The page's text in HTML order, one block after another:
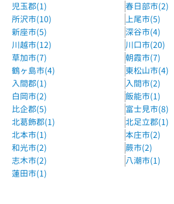
Gripキッズ越谷校
東部スカイツリーライン越谷駅徒歩10分
伸学院個別指導アップル越谷弥十郎校
ケーズデンキより歩いて3分
ナカジュク越谷教室
南越谷駅（新越谷駅）からバスで10分
森塾北越谷校
東武北越谷駅下車徒歩1分
森塾南越谷校
JR武蔵野線南越谷駅2分
児玉郡(1)
春日部市(2)
所沢市(10)
上尾市(5)
新座市(5)
深谷市(4)
川越市(12)
川口市(20)
草加市(7)
朝霞市(7)
鶴ヶ島市(4)
東松山市(4)
入間郡(1)
入間市(2)
白岡市(2)
飯能市(1)
比企郡(5)
富士見市(8)
北葛飾郡(1)
北足立郡(1)
北本市(1)
本庄市(2)
和光市(2)
蕨市(2)
志木市(2)
八潮市(1)
蓮田市(1)